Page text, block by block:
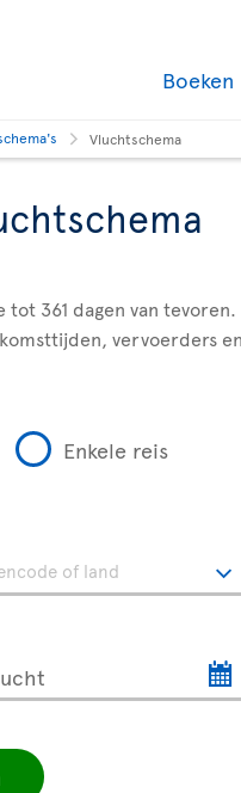
Boeken
Vluchtschema
tot 361 dagen van
vervoerders
Enkele reis